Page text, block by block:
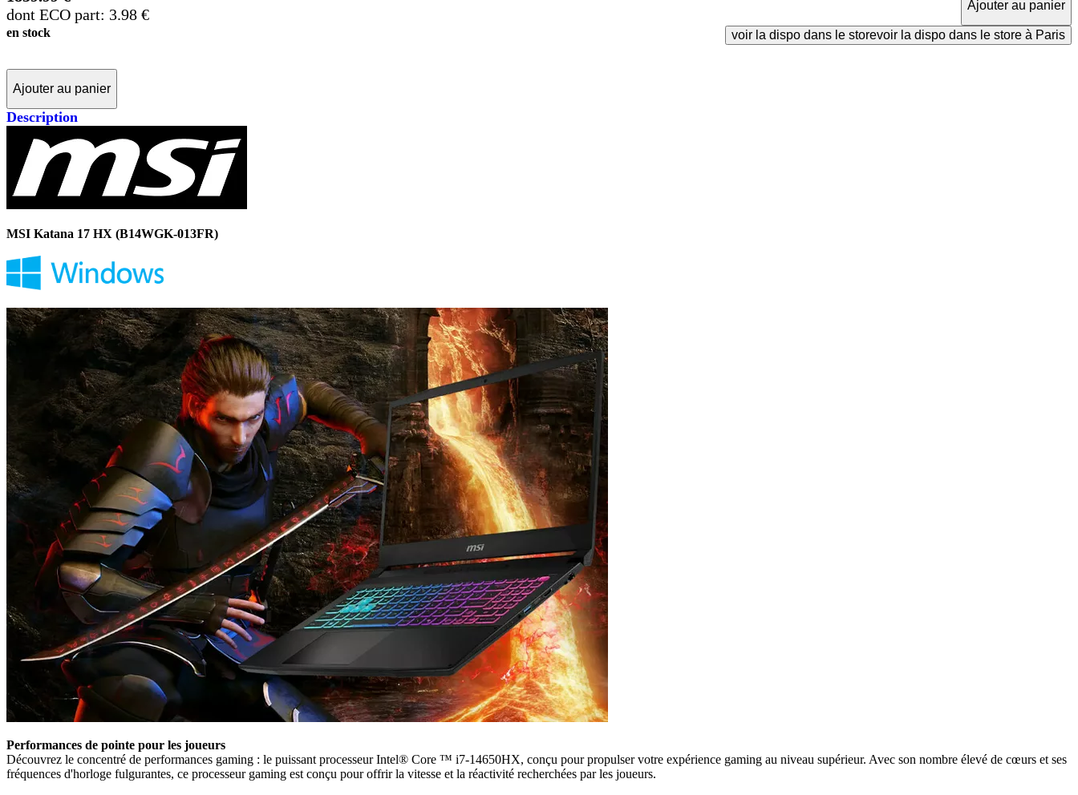
dont ECO part: 3.98 €
Ajouter au panier
en stock
voir la dispo dans le storevoir la dispo dans le store à Paris
Ajouter au panier
Description
MSI Katana 17 HX (B14WGK-013FR)
Performances de pointe pour les joueurs
Découvrez le concentré de performances gaming : le puissant processeur Intel® Core ™ i7-14650HX, conçu pour propulser votre expérience gaming au niveau supérieur. Avec son nombre élevé de cœurs et ses
fréquences d'horloge fulgurantes, ce processeur gaming est conçu pour offrir la vitesse et la réactivité recherchées par les joueurs.